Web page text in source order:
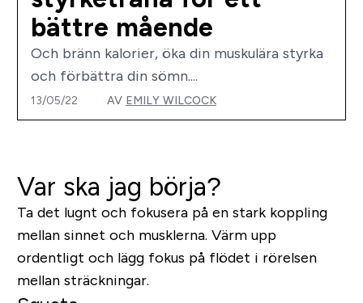
bättre mående
Och bränn kalorier, öka din muskulära styrka
och förbättra din sömn....
13/05/22 AV EMILY WILCOCK
Var ska jag börja?
Ta det lugnt och fokusera på en stark koppling
mellan sinnet och musklerna. Värm upp
ordentligt och lägg fokus på flödet i rörelsen
mellan sträckningar.